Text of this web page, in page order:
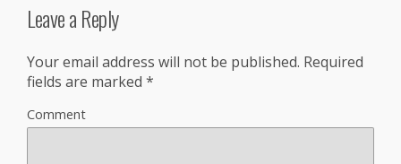
Leave a Reply
Your email address will not be published. Required
fields are marked *
Comment